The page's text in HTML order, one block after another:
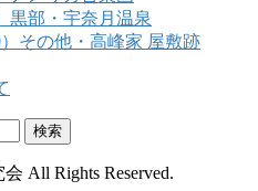
部・宇奈月温泉
その他・高峰家 屋敷跡
All Rights Reserved.